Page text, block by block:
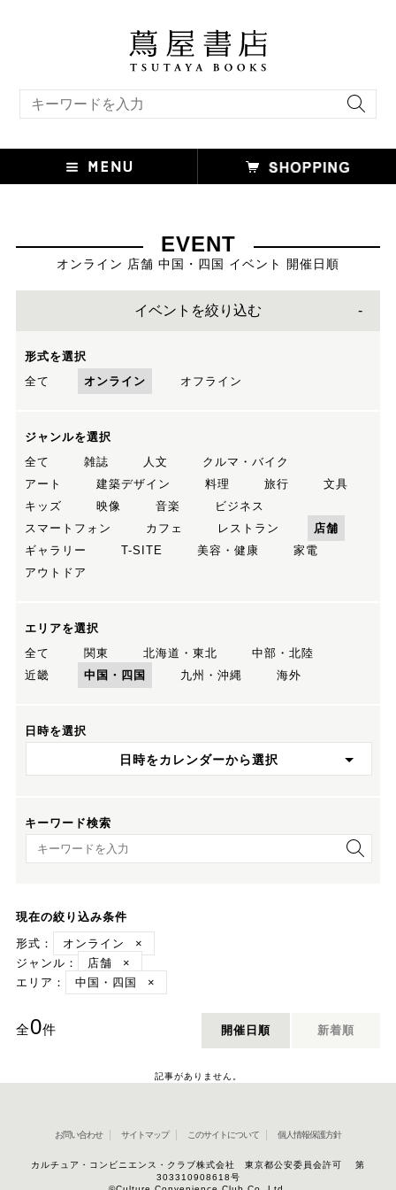
EVENT
オンライン 店舗 中国・四国 イベント 開催日順
イベントを絞り込む
形式を選択
全て
オンライン オフライン
ジャンルを選択
全て
雑誌 人文
クルマ・バイク
アート
建築デザイン 料理 旅行
文具
キッズ
映像 音楽
ビジネス
スマートフォン
カフェ レストラン
店舗
ギャラリー
T-SITE 美容・健康
家電
アウトドア
エリアを選択
全て
関東 北海道・東北
中部・北陸
近畿
中国・四国 九州・沖縄 海外
日時を選択
日時をカレンダーから選択
キーワード検索
キーワード検索
現在の絞り込み条件
形式：
オンライン
×
ジャンル：
店舗
×
エリア：
中国・四国 ×
全0件 開催日順 新着順
記事がありません。
お問い合わせ サイトマップ このサイトについて 個人情報保護方針
カルチュア・コンビニエンス・クラブ株式会社 東京都公安委員会許可 第
303310908618号